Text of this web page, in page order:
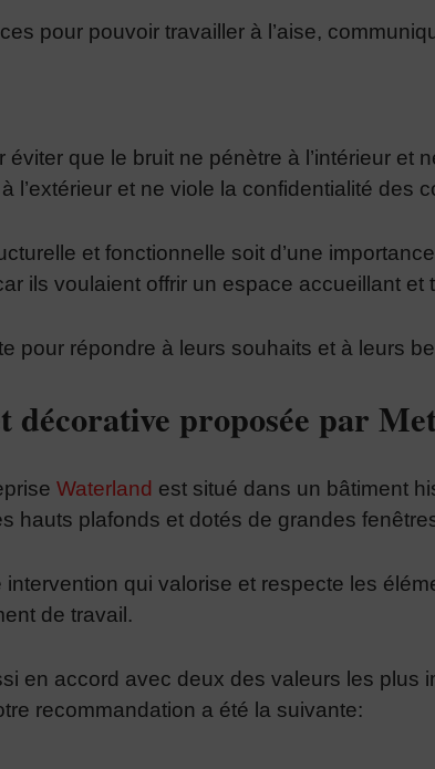
pour pouvoir travailler à l’aise,
que le bruit ne pénètre à l’intérieur et
l’extérieur et ne viole la confidentialité des
et fonctionnelle soit d’une
ils voulaient offrir un espace accueillant
pour répondre à leurs souhaits et à leurs
décorative proposée par
Waterland est situé dans un bâtiment
hauts plafonds et dotés de grandes
qui valorise et respecte les
de travail.
en accord avec deux des valeurs les plus
recommandation a été la suivante: